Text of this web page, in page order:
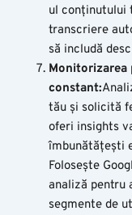
ul conținutului
transcriere
să includă
Monitorizarea
constant:
tău și solicită
oferi insights
îmbunătățești
Folosește
analiză pentru
segmente de